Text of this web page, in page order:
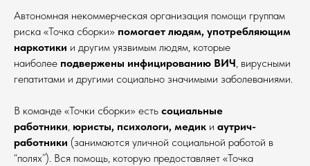
Автономная некоммерческая организация помощи группам
риска «Точка сборки» помогает людям, употребляющим
наркотики и другим уязвимым людям, которые
наиболее подвержены инфицированию ВИЧ, вирусными
гепатитами и другими социально значимыми заболеваниями.
В команде «Точки сборки» есть социальные
работники, юристы, психологи, медик и аутрич-
работники (занимаются уличной социальной работой в
“полях”). Вся помощь, которую предоставляет «Точка